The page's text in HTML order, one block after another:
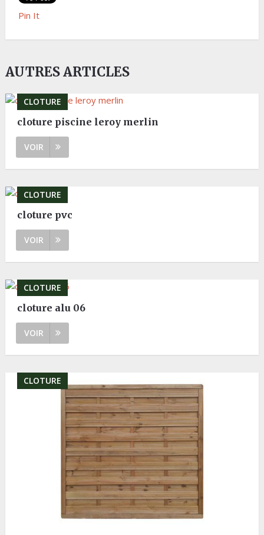
Pin It
AUTRES ARTICLES
CLOTURE
cloture piscine leroy merlin
VOIR
CLOTURE
cloture pvc
VOIR
CLOTURE
cloture alu 06
VOIR
CLOTURE